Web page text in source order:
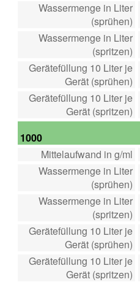
Wassermenge in Liter
(sprühen)
Wassermenge in Liter
(spritzen)
Gerätefüllung 10 Liter je
Gerät (sprühen)
Gerätefüllung 10 Liter je
Gerät (spritzen)
1000
Mittelaufwand in g/ml
Wassermenge in Liter
(sprühen)
Wassermenge in Liter
(spritzen)
Gerätefüllung 10 Liter je
Gerät (sprühen)
Gerätefüllung 10 Liter je
Gerät (spritzen)